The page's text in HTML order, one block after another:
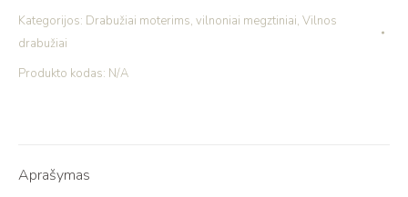
Kategorijos: Drabužiai moterims, vilnoniai megztiniai, Vilnos
drabužiai
Produkto kodas: N/A
Aprašymas